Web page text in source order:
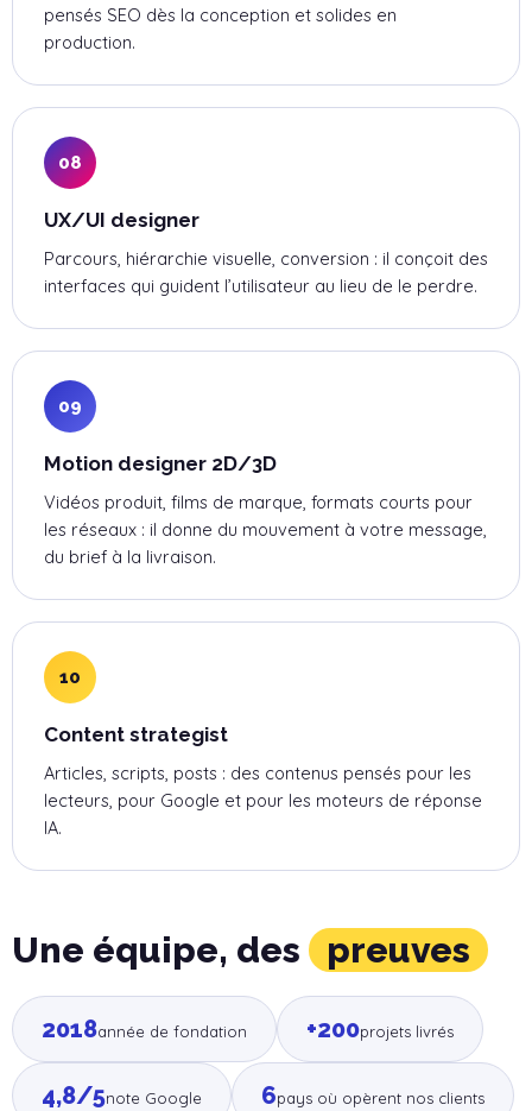
pensés SEO dès la conception et solides en
production.
08
UX/UI designer
Parcours, hiérarchie visuelle, conversion : il conçoit des
interfaces qui guident l’utilisateur au lieu de le perdre.
09
Motion designer 2D/3D
Vidéos produit, films de marque, formats courts pour
les réseaux : il donne du mouvement à votre message,
du brief à la livraison.
10
Content strategist
Articles, scripts, posts : des contenus pensés pour les
lecteurs, pour Google et pour les moteurs de réponse
IA.
Une équipe, des preuves
2018année de fondation +200projets livrés
4,8/5note Google 6pays où opèrent nos clients